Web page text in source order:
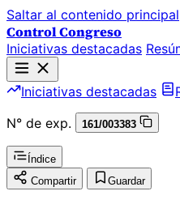
Saltar al contenido principal
Control Congreso
Iniciativas destacadas
Iniciativas destacadas
N° de exp.
161/003383
Índice
Compartir
Guardar